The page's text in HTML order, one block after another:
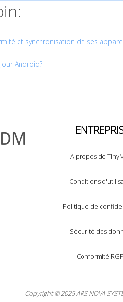
et synchronisation de ses
Android?
A propos de
Conditions
Politique de
Sécurité des
Conformité
Copyright © 2025 ARS NOVA